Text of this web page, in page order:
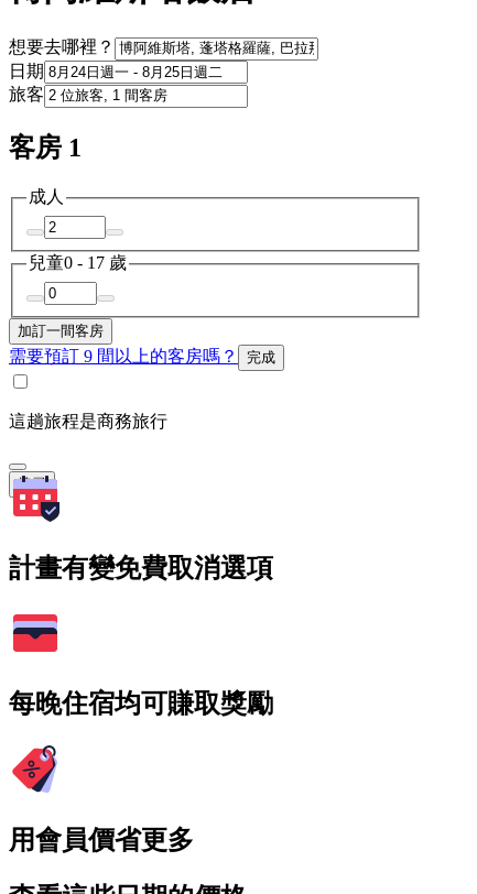
想要去哪裡？
日期
旅客
客房 1
成人
兒童0 - 17 歲
加訂一間客房
需要預訂 9 間以上的客房嗎？ 完成
這趟旅程是商務旅行
搜尋
計畫有變免費取消選項
每晚住宿均可賺取獎勵
用會員價省更多